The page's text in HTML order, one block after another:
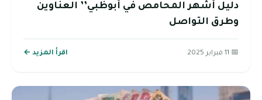
دليل أشهر المحامص في أبوظبي’’ العناوين
وطرق التواصل
📅 11 فبراير 2025 اقرأ المزيد ←